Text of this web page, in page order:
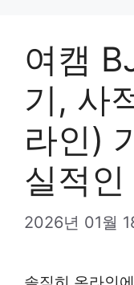
여캠
기, 사
라인)
실적
2026년 01월